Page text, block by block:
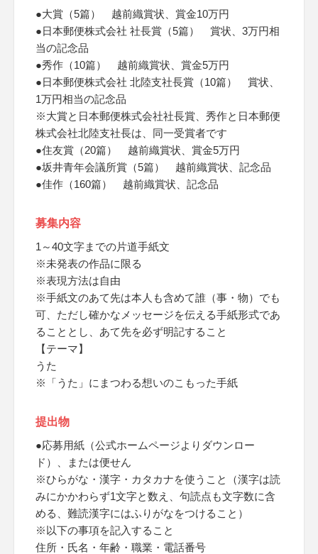
●大賞（5篇） 越前織賞状、賞金10万円
●日本郵便株式会社 社長賞（5篇） 賞状、3万円相
当の記念品
●秀作（10篇） 越前織賞状、賞金5万円
●日本郵便株式会社 北陸支社長賞（10篇） 賞状、
1万円相当の記念品
※大賞と日本郵便株式会社社長賞、秀作と日本郵便
株式会社北陸支社長は、同一受賞者です
●住友賞（20篇） 越前織賞状、賞金5万円
●坂井青年会議所賞（5篇） 越前織賞状、記念品
●佳作（160篇） 越前織賞状、記念品
募集内容
1～40文字までの片道手紙文
※未発表の作品に限る
※表現方法は自由
※手紙文のあて先は本人も含めて誰（事・物）でも
可、ただし確かなメッセージを伝える手紙形式であ
ることとし、あて先を必ず明記すること
【テーマ】
うた
※「うた」にまつわる想いのこもった手紙
提出物
●応募用紙（公式ホームページよりダウンロー
ド）、または便せん
※ひらがな・漢字・カタカナを使うこと（漢字は読
みにかかわらず1文字と数え、句読点も文字数に含
める、難読漢字にはふりがなをつけること）
※以下の事項を記入すること
住所・氏名・年齢・職業・電話番号